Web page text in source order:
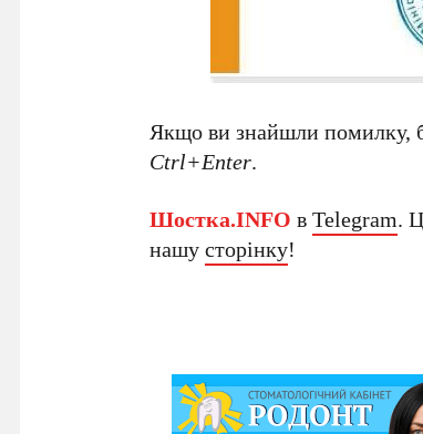
Якщо ви знайшли помилку,
Ctrl+Enter.
Шостка.INFO вTelegram.
нашусторінку!